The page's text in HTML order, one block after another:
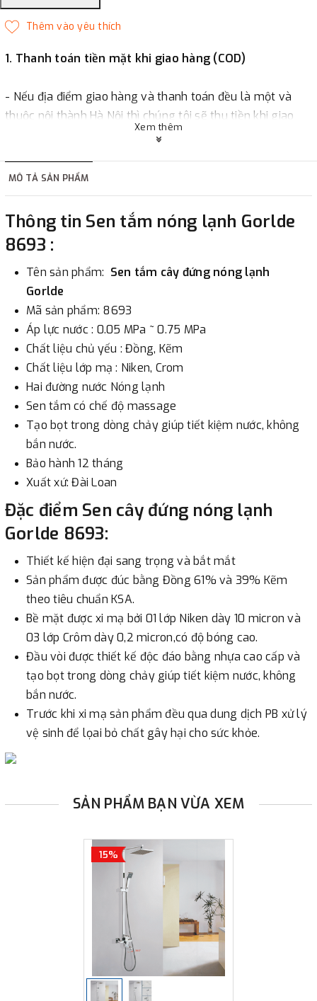
1. Thanh toán tiền mặt khi giao hàng (COD)
- Nếu địa điểm giao hàng và thanh toán đều là một và
thuộc nội thành Hà Nội thì chúng tôi sẽ thu tiền khi giao
hàng hoặc khách hàng đặt tiền trước một phần giá trị đơn
2. Thanh toán trực tiếp tại :
- Showroom Thanh Hương Địa chỉ : 23 phố Cát Linh,
phường Cát Linh, quận Đống Đa, Hà Nội.
3. Chuyển khoản qua ngân hàng
- Nếu địa điểm giao hàng khác với địa điểm thanh toán
hoặc với những đơn đặt hàng ngoài nội thành Hà Nội.
Chúng tôi sẽ thu tiền trước 100% giá trị hàng + phí vận
chuyển theo cước phí tính trong chính sách vận chuyển
bằng phương thức chuyển khoản trước khi giao hàng.
- Sau khi có thông tin xác thực đã chuyển tiền của quý
khách, chúng tôi sẽ thực hiện đơn hàng theo yêu cầu.
Xem thêm
MÔ TẢ SẢN PHẨM
Thông tin Sen tắm nóng lạnh Gorlde
8693 :
Tên sản phẩm: Sen tắm cây đứng nóng lạnh
Gorlde
Mã sản phẩm: 8693
Áp lực nước : 0.05 MPa ~ 0.75 MPa
Chất liệu chủ yếu : Đồng, Kẽm
Chất liệu lớp mạ : Niken, Crom
Hai đường nước Nóng lạnh
Sen tắm có chế độ massage
Tạo bọt trong dòng chảy giúp tiết kiệm nước, không
bắn nước.
Bảo hành 12 tháng
Xuất xứ: Đài Loan
Đặc điểm Sen cây đứng nóng lạnh
Gorlde 8693:
Thiết kế hiện đại sang trọng và bắt mắt
Sản phẩm được đúc bằng Đồng 61% và 39% Kẽm
theo tiêu chuẩn KSA.
Bề mặt được xi mạ bởi 01 lớp Niken dày 10 micron và
03 lớp Crôm dày 0,2 micron,có độ bóng cao.
Đầu vòi được thiết kế độc đáo bằng nhựa cao cấp và
tạo bọt trong dòng chảy giúp tiết kiệm nước, không
bắn nước.
Trước khi xi mạ sản phẩm đều qua dung dịch PB xử lý
vệ sinh để lọai bỏ chất gây hại cho sức khỏe.
SẢN PHẨM BẠN VỪA XEM
15%